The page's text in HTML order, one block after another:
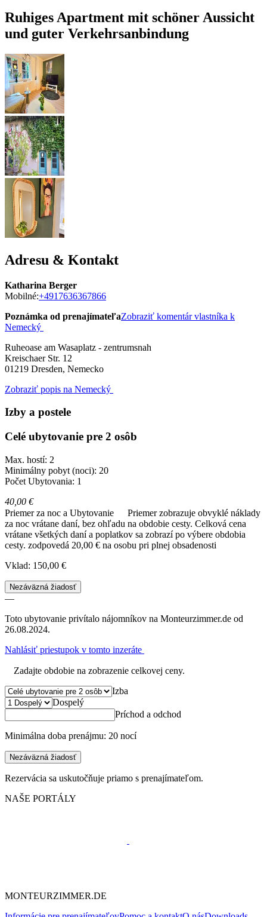
Ruhiges Apartment mit schöner Aussicht
und guter Verkehrsanbindung
Adresu & Kontakt
Katharina Berger
Mobilné:+4917636367866
Poznámka od prenajímateľaZobraziť komentár vlastníka k
Nemecký
Ruheoase am Wasaplatz - zentrumsnah
Kreischaer Str. 12
01219 Dresden, Nemecko
Zobraziť popis na Nemecký
Izby a postele
Celé ubytovanie pre 2 osôb
Max. hostí: 2
Minimálny pobyt (noci): 20
Počet Ubytovania: 1
40,00 €
Priemer za noc a Ubytovanie
Priemer zobrazuje obvyklé náklady
za noc vrátane daní, bez ohľadu na obdobie cesty. Celková cena
vrátane všetkých daní a poplatkov sa zobrazí po výbere obdobia
cesty. zodpovedá 20,00 € na osobu pri plnej obsadenosti
Vklad: 150,00 €
Nezáväzná žiadosť
—
Toto ubytovanie privítalo nájomníkov na Monteurzimmer.de od
26.08.2024.
Nahlásiť priestupok v tomto inzeráte
Zadajte obdobie na zobrazenie celkovej ceny.
Izba
Dospelý
Príchod a odchod
Minimálna doba prenájmu: 20 nocí
Nezáväzná žiadosť
Rezervácia sa uskutočňuje priamo s prenajímateľom.
NAŠE PORTÁLY
MONTEURZIMMER.DE